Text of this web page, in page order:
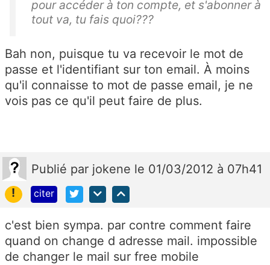
pour accéder à ton compte, et s'abonner à
tout va, tu fais quoi???
Bah non, puisque tu va recevoir le mot de
passe et l'identifiant sur ton email. À moins
qu'il connaisse to mot de passe email, je ne
vois pas ce qu'il peut faire de plus.
Publié par jokene le 01/03/2012 à 07h41
!
citer
c'est bien sympa. par contre comment faire
quand on change d adresse mail. impossible
de changer le mail sur free mobile